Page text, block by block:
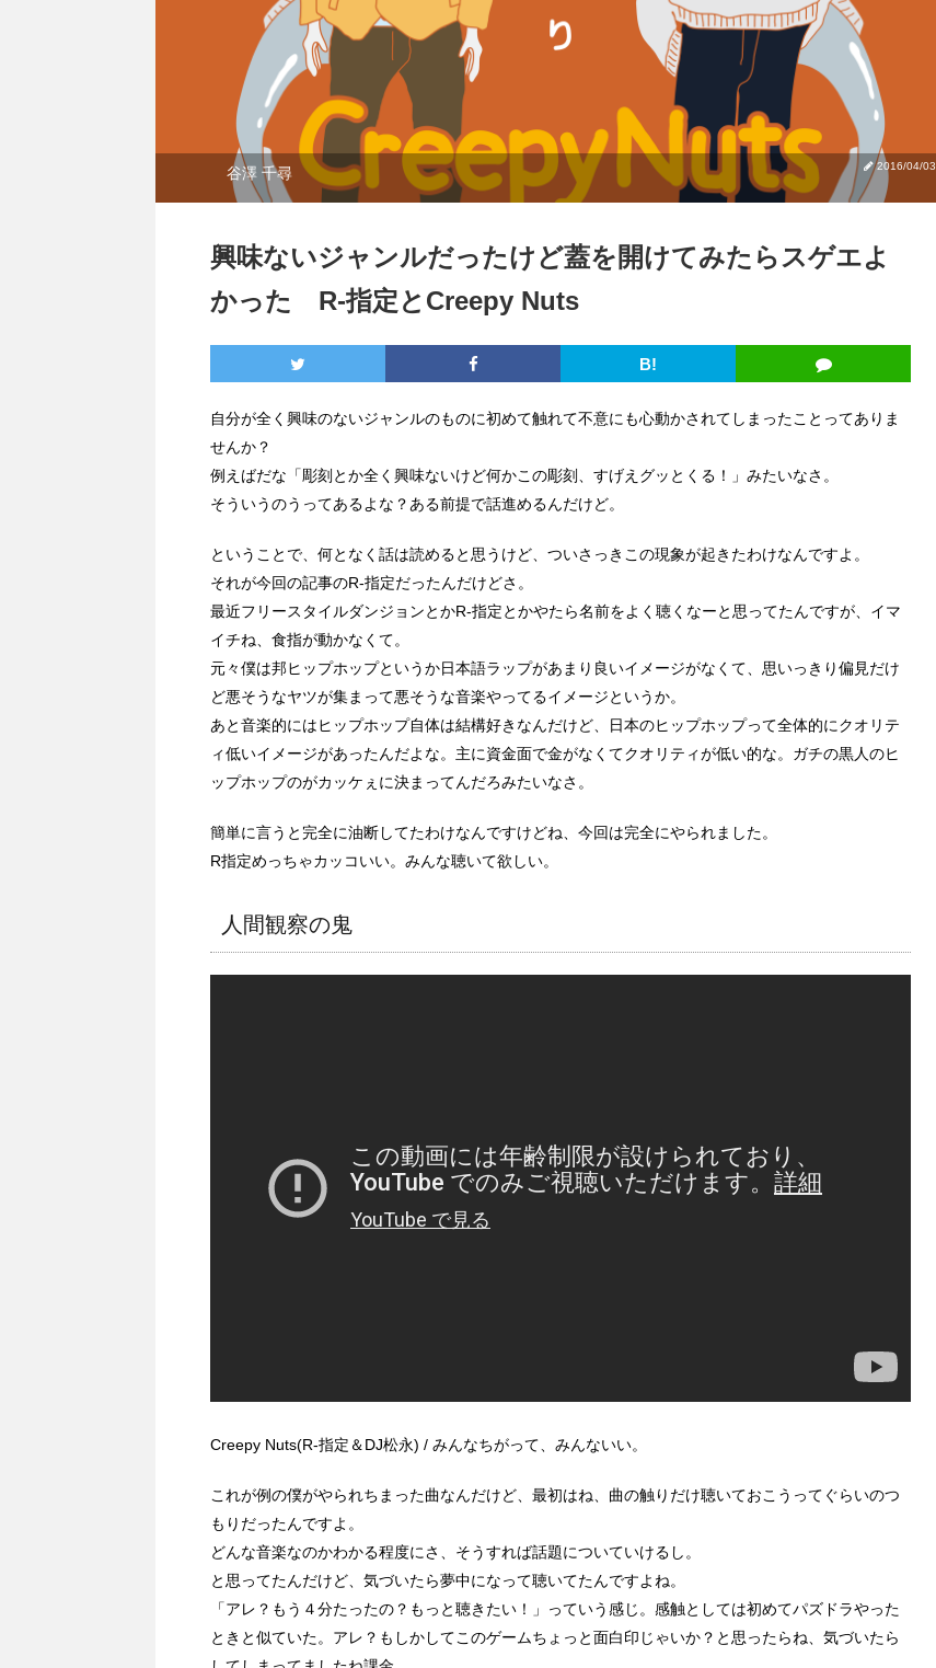
谷澤 千尋 2016/04/03
興味ないジャンルだったけど蓋を開けてみたらスゲエよ
かった R-指定とCreepy Nuts
B!
自分が全く興味のないジャンルのものに初めて触れて不意にも心動かされてしまったことってありま
せんか？
例えばだな「彫刻とか全く興味ないけど何かこの彫刻、すげえグッとくる！」みたいなさ。
そういうのうってあるよな？ある前提で話進めるんだけど。
ということで、何となく話は読めると思うけど、ついさっきこの現象が起きたわけなんですよ。
それが今回の記事のR-指定だったんだけどさ。
最近フリースタイルダンジョンとかR-指定とかやたら名前をよく聴くなーと思ってたんですが、イマ
イチね、食指が動かなくて。
元々僕は邦ヒップホップというか日本語ラップがあまり良いイメージがなくて、思いっきり偏見だけ
ど悪そうなヤツが集まって悪そうな音楽やってるイメージというか。
あと音楽的にはヒップホップ自体は結構好きなんだけど、日本のヒップホップって全体的にクオリテ
ィ低いイメージがあったんだよな。主に資金面で金がなくてクオリティが低い的な。ガチの黒人のヒ
ップホップのがカッケぇに決まってんだろみたいなさ。
簡単に言うと完全に油断してたわけなんですけどね、今回は完全にやられました。
R指定めっちゃカッコいい。みんな聴いて欲しい。
人間観察の鬼
Creepy Nuts(R-指定＆DJ松永) / みんなちがって、みんないい。
これが例の僕がやられちまった曲なんだけど、最初はね、曲の触りだけ聴いておこうってぐらいのつ
もりだったんですよ。
どんな音楽なのかわかる程度にさ、そうすれば話題についていけるし。
と思ってたんだけど、気づいたら夢中になって聴いてたんですよね。
「アレ？もう４分たったの？もっと聴きたい！」っていう感じ。感触としては初めてパズドラやった
ときと似ていた。アレ？もしかしてこのゲームちょっと面白印じゃいか？と思ったらね、気づいたら